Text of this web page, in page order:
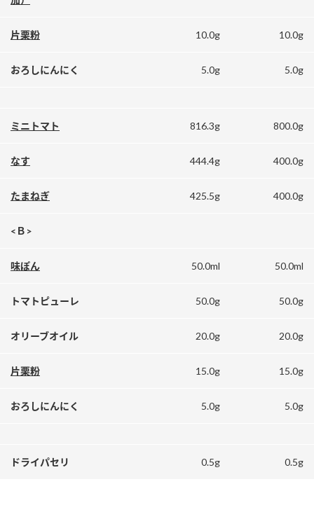
ぽん酢サワー
ロングセラー商品 ＋ おすすめレシピ
地図から取り扱い店舗を探す
業務用サイト
片栗粉 10.0g 10.0g
おろしにんにく 5.0g 5.0g
ミニトマト 816.3g 800.0g
なす 444.4g 400.0g
たまねぎ 425.5g 400.0g
<Ｂ>
味ぽん 50.0ml 50.0ml
トマトピューレ 50.0g 50.0g
オリーブオイル 20.0g 20.0g
片栗粉 15.0g 15.0g
おろしにんにく 5.0g 5.0g
ドライパセリ 0.5g 0.5g